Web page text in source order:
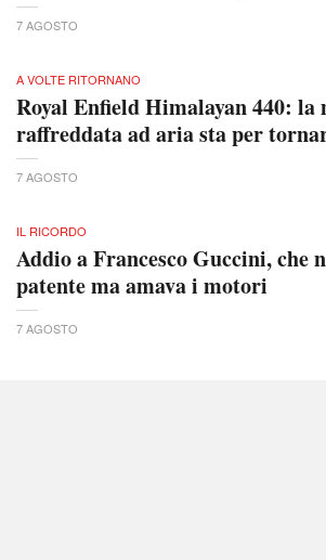
7 AGOSTO
A VOLTE RITORNANO
Royal Enfield Himalayan 440: la
raffreddata ad aria sta per
7 AGOSTO
IL RICORDO
Addio a Francesco Guccini, che
patente ma amava i motori
7 AGOSTO